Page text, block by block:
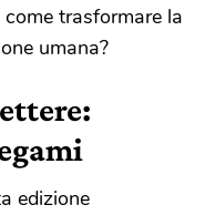
trasformare la
umana?
edizione